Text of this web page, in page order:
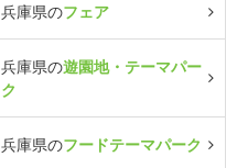
兵庫県のフェア
兵庫県の遊園地・テーマパー
ク
兵庫県のフードテーマパーク